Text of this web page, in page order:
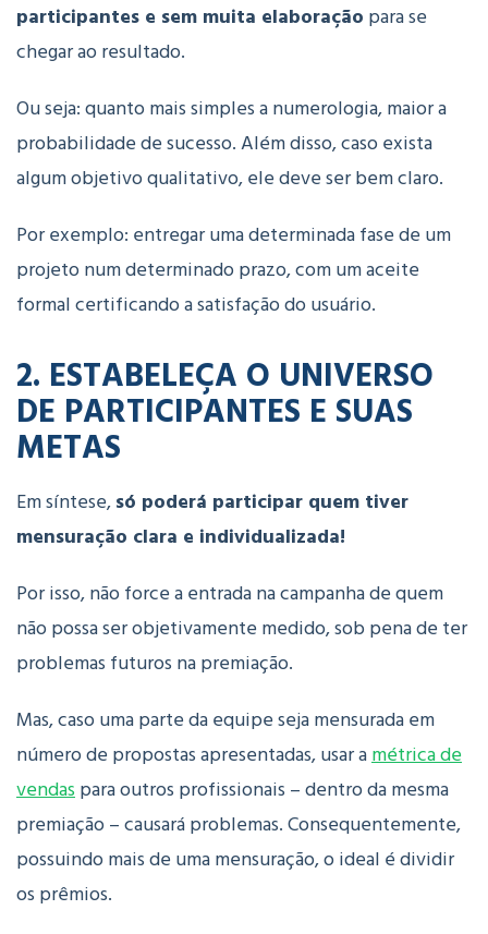
participantes e sem muita elaboração para se
chegar ao resultado.
Ou seja: quanto mais simples a numerologia, maior a
probabilidade de sucesso. Além disso, caso exista
algum objetivo qualitativo, ele deve ser bem claro.
Por exemplo: entregar uma determinada fase de um
projeto num determinado prazo, com um aceite
formal certificando a satisfação do usuário.
2. ESTABELEÇA O UNIVERSO
DE PARTICIPANTES E SUAS
METAS
Em síntese,só poderá participar quem tiver
mensuração clara e individualizada!
Por isso, não force a entrada na campanha de quem
não possa ser objetivamente medido, sob pena de ter
problemas futuros na premiação.
Mas, caso uma parte da equipe seja mensurada em
número de propostas apresentadas, usar amétrica de
vendaspara outros profissionais – dentro da mesma
premiação – causará problemas. Consequentemente,
possuindo mais de uma mensuração, o ideal é dividir
os prêmios.